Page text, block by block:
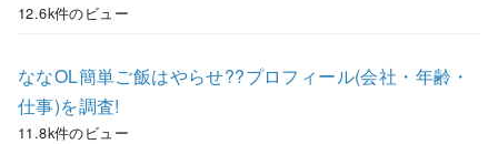
12.6k件のビュー
ななOL簡単ご飯はやらせ??プロフィール(会社・年齢・
仕事)を調査!
11.8k件のビュー